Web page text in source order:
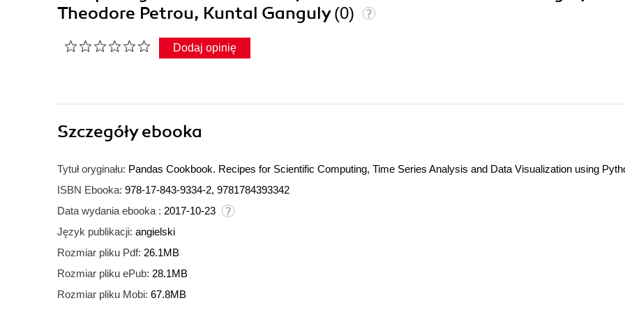
Theodore Petrou, Kuntal Ganguly(0)
Dodaj opinię
Szczegółyebooka
Tytuł oryginału: Pandas Cookbook. Recipes for Scientific Computing, Time Series Analysis and Data Visualization using
ISBN Ebooka: 978-17-843-9334-2, 9781784393342
Data wydania ebooka : 2017-10-23
Język publikacji: angielski
Rozmiar pliku Pdf: 26.1MB
Rozmiar pliku ePub: 28.1MB
Rozmiar pliku Mobi: 67.8MB